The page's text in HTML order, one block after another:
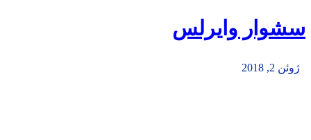
سشوار وایرلس
ژوئن 2, 2018